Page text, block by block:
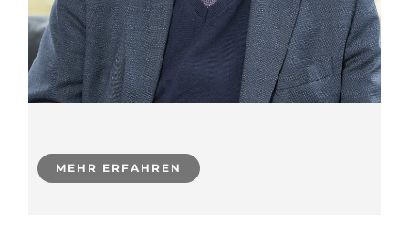
MEHR ERFAHREN